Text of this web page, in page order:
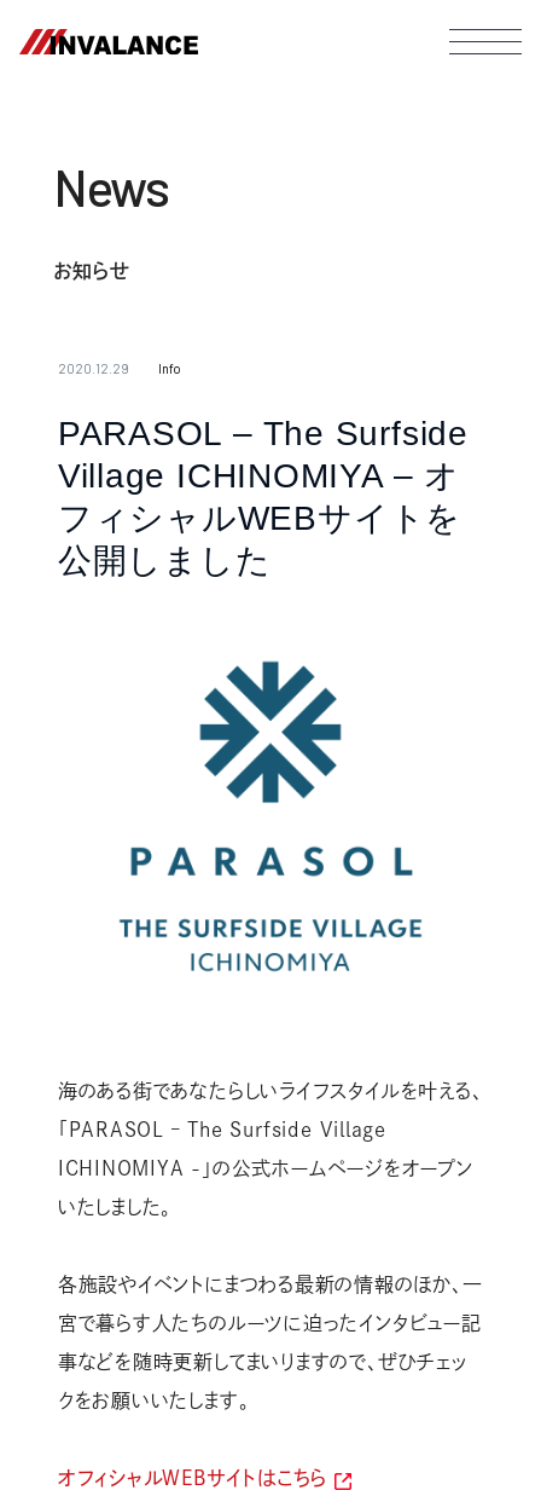
News
お知らせ
2020.12.29 Info
PARASOL – The Surfside
Village ICHINOMIYA – オ
フィシャルWEBサイトを
公開しました
海のある街であなたらしいライフスタイルを叶える、
「PARASOL – The Surfside Village
ICHINOMIYA -」の公式ホームページをオープン
いたしました。
各施設やイベントにまつわる最新の情報のほか、一
宮で暮らす人たちのルーツに迫ったインタビュー記
事などを随時更新してまいりますので、ぜひチェッ
クをお願いいたします。
オフィシャルWEBサイトはこちら